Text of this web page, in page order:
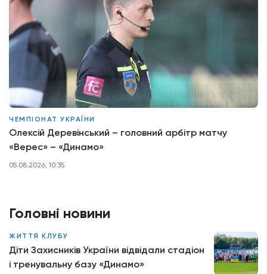
Головні новини
ЖИТТЯ КЛУБУ
Діти Захисників України відвідали стадіон
і тренувальну базу «Динамо»
ЧЕМПІОНАТ УКРАЇНИ
Олексій Деревінський – головний арбітр матчу
«Верес» – «Динамо»
05.08.2026, 10:35